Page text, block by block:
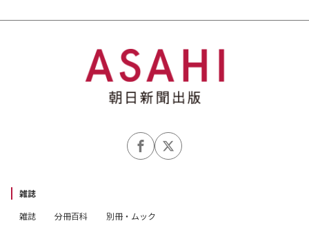
雑誌
雑誌
分冊百科 別冊・ムック